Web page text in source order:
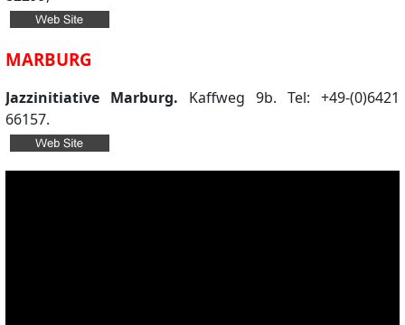
MARBURG
Jazzinitiative Marburg. Kaffweg 9b. Tel: +49-(0)6421
66157.